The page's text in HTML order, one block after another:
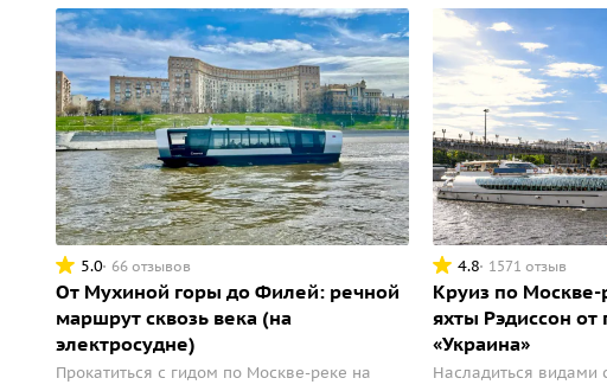
5.0 66 отзывов
От Мухиной горы до Филей: речной
маршрут сквозь века (на
электросудне)
Прокатиться с гидом по Москве-реке на
4.8 1571 отзыв
Круиз по Москве-
яхты Рэдиссон от
«Украина»
Насладиться видами